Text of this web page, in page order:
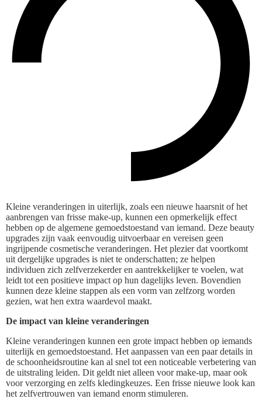
Kleine veranderingen in uiterlijk, zoals een nieuwe haarsnit of het
aanbrengen van frisse make-up, kunnen een opmerkelijk effect
hebben op de algemene gemoedstoestand van iemand. Deze beauty
upgrades zijn vaak eenvoudig uitvoerbaar en vereisen geen
ingrijpende cosmetische veranderingen. Het plezier dat voortkomt
uit dergelijke upgrades is niet te onderschatten; ze helpen
individuen zich zelfverzekerder en aantrekkelijker te voelen, wat
leidt tot een positieve impact op hun dagelijks leven. Bovendien
kunnen deze kleine stappen als een vorm van zelfzorg worden
gezien, wat hen extra waardevol maakt.
De impact van kleine veranderingen
Kleine veranderingen kunnen een grote impact hebben op iemands
uiterlijk en gemoedstoestand. Het aanpassen van een paar details in
de schoonheidsroutine kan al snel tot een noticeable verbetering van
de uitstraling leiden. Dit geldt niet alleen voor make-up, maar ook
voor verzorging en zelfs kledingkeuzes. Een frisse nieuwe look kan
het zelfvertrouwen van iemand enorm stimuleren.